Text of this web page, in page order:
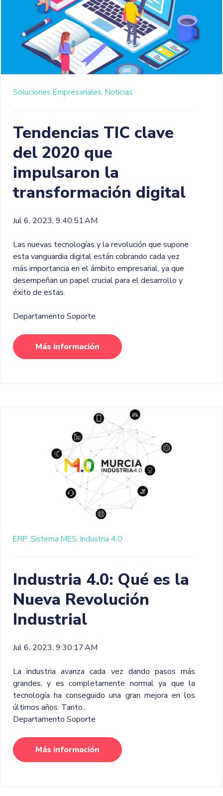
Soluciones Empresariales, Noticias
Tendencias TIC clave
del 2020 que
impulsaron la
transformación digital
Jul 6, 2023, 9:40:51 AM
Las nuevas tecnologías y la revolución que supone
esta vanguardia digital están cobrando cada vez
más importancia en el ámbito empresarial, ya que
desempeñan un papel crucial para el desarrollo y
éxito de estas.
Departamento Soporte
Más información
ERP, Sistema MES, Industria 4.0
Industria 4.0: Qué es la
Nueva Revolución
Industrial
Jul 6, 2023, 9:30:17 AM
La industria avanza cada vez dando pasos más
grandes, y es completamente normal ya que la
tecnología ha conseguido una gran mejora en los
últimos años. Tanto...
Departamento Soporte
Más información